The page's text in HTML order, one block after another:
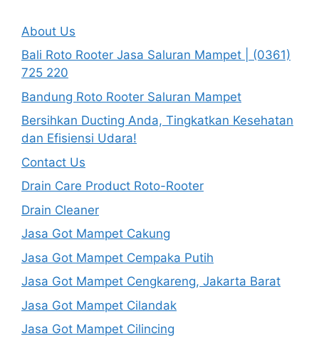
About Us
Bali Roto Rooter Jasa Saluran Mampet | (0361)
725 220
Bandung Roto Rooter Saluran Mampet
Bersihkan Ducting Anda, Tingkatkan Kesehatan
dan Efisiensi Udara!
Contact Us
Drain Care Product Roto-Rooter
Drain Cleaner
Jasa Got Mampet Cakung
Jasa Got Mampet Cempaka Putih
Jasa Got Mampet Cengkareng, Jakarta Barat
Jasa Got Mampet Cilandak
Jasa Got Mampet Cilincing